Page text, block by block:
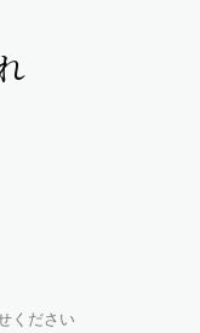
ください